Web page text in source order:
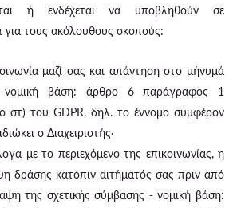
ή ενδέχεται να υποβληθούν σε
για τους ακόλουθους σκοπούς:
μαζί σας και απάντηση στο μήνυμά
βάση: άρθρο 6 παράγραφος 1
στ) του GDPR, δηλ. το έννομο συμφέρον
ο Διαχειριστής·
με το περιεχόμενο της επικοινωνίας, η
δράσης κατόπιν αιτήματός σας πριν από
της σχετικής σύμβασης - νομική βάση: